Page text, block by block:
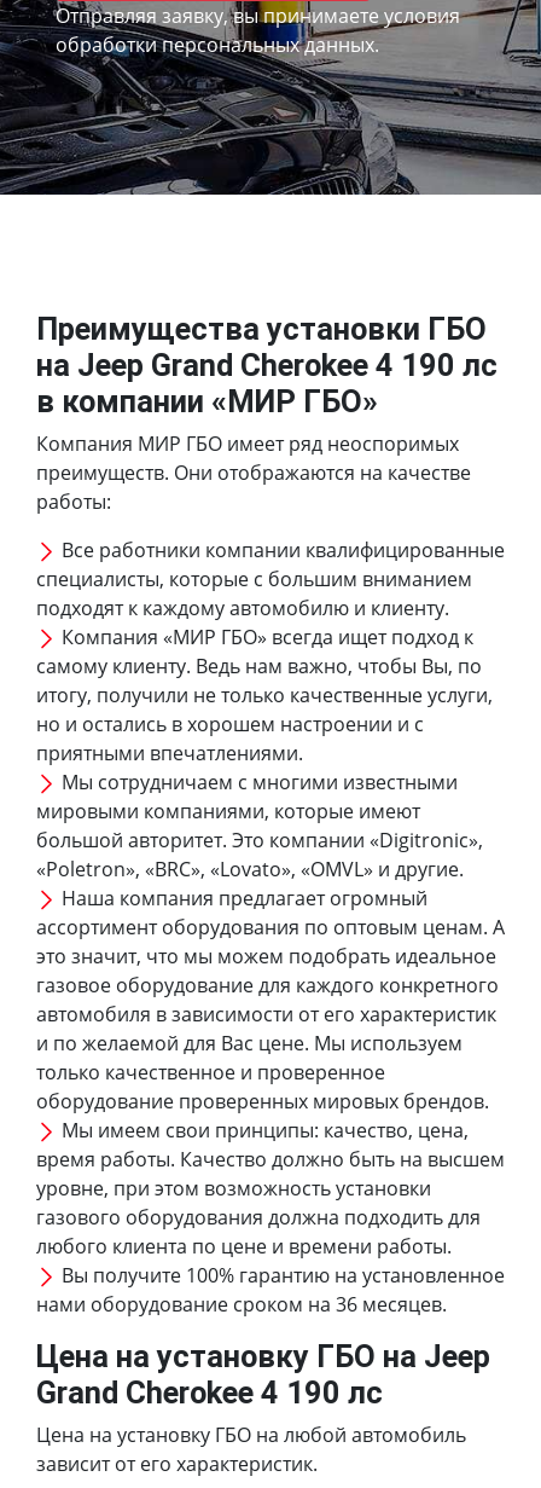
Отправляя заявку, вы принимаете условия
обработки персональных данных.
Преимущества установки ГБО
на Jeep Grand Cherokee 4 190 лс
в компании «МИР ГБО»
Компания МИР ГБО имеет ряд неоспоримых
преимуществ. Они отображаются на качестве
работы:
Все работники компании квалифицированные
специалисты, которые с большим вниманием
подходят к каждому автомобилю и клиенту.
Компания «МИР ГБО» всегда ищет подход к
самому клиенту. Ведь нам важно, чтобы Вы, по
итогу, получили не только качественные услуги,
но и остались в хорошем настроении и с
приятными впечатлениями.
Мы сотрудничаем с многими известными
мировыми компаниями, которые имеют
большой авторитет. Это компании «Digitronic»,
«Poletron», «BRC», «Lovato», «OMVL» и другие.
Наша компания предлагает огромный
ассортимент оборудования по оптовым ценам. А
это значит, что мы можем подобрать идеальное
газовое оборудование для каждого конкретного
автомобиля в зависимости от его характеристик
и по желаемой для Вас цене. Мы используем
только качественное и проверенное
оборудование проверенных мировых брендов.
Мы имеем свои принципы: качество, цена,
время работы. Качество должно быть на высшем
уровне, при этом возможность установки
газового оборудования должна подходить для
любого клиента по цене и времени работы.
Вы получите 100% гарантию на установленное
нами оборудование сроком на 36 месяцев.
Цена на установку ГБО на Jeep
Grand Cherokee 4 190 лс
Цена на установку ГБО на любой автомобиль
зависит от его характеристик.